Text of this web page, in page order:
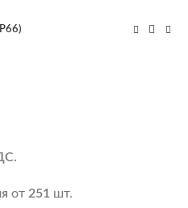
от 251 шт.